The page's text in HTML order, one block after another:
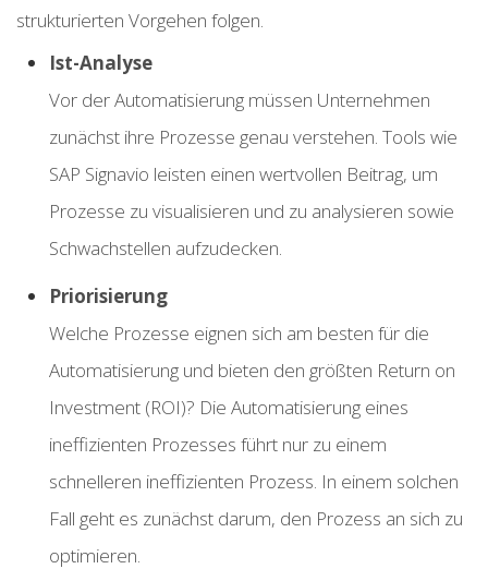
strukturierten Vorgehen folgen.
Ist-Analyse
Vor der Automatisierung müssen Unternehmen
zunächst ihre Prozesse genau verstehen. Tools wie
SAP Signavio leisten einen wertvollen Beitrag, um
Prozesse zu visualisieren und zu analysieren sowie
Schwachstellen aufzudecken.
Priorisierung
Welche Prozesse eignen sich am besten für die
Automatisierung und bieten den größten Return on
Investment (ROI)? Die Automatisierung eines
ineffizienten Prozesses führt nur zu einem
schnelleren ineffizienten Prozess. In einem solchen
Fall geht es zunächst darum, den Prozess an sich zu
optimieren.